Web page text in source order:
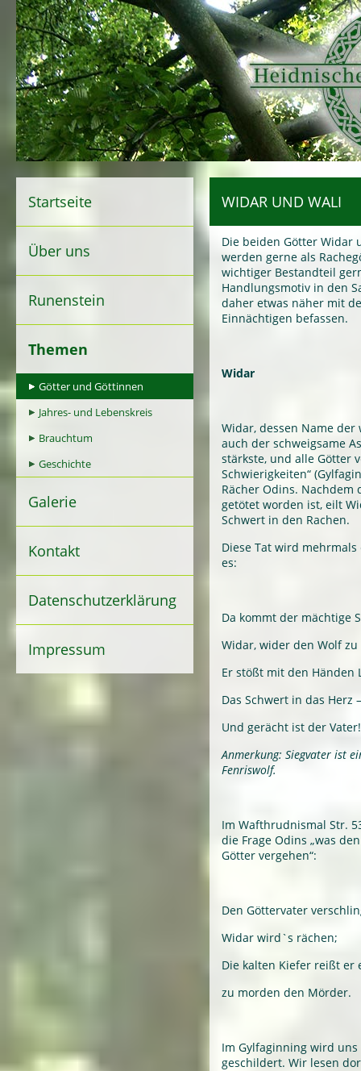
Startseite
Über uns
Runenstein
Themen
Götter und Göttinnen
Jahres- und Lebenskreis
Brauchtum
Geschichte
Galerie
Kontakt
Datenschutzerklärung
Impressum
WIDAR UND WALI
Die beiden Götter Widar
werden gerne als
wichtiger Bestandteil
Handlungsmotiv in den
daher etwas näher mit
Einnächtigen befassen.
Widar
Widar, dessen Name
auch der schweigsame
stärkste, und alle Götter
Schwierigkeiten“
Rächer Odins. Nachdem
getötet worden ist, eilt
Schwert in den Rachen.
Diese Tat wird
es:
Da kommt der mächtige
Widar, wider den Wolf
Er stößt mit den Händen
Das Schwert in das Herz –
Und gerächt ist der Vater!
Anmerkung: Siegvater ist
Fenriswolf.
Im Wafthrudnismal Str.
die Frage Odins „was
Götter vergehen“:
Den Göttervater
Widar wird`s rächen;
Die kalten Kiefer reißt er
zu morden den Mörder.
Im Gylfaginning wird
geschildert. Wir lesen